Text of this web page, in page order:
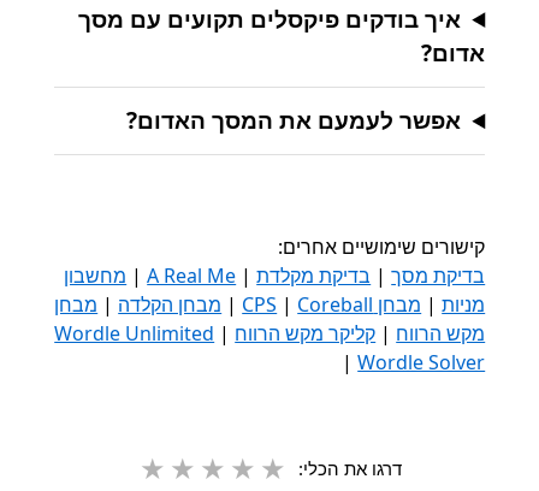
איך בודקים פיקסלים תקועים עם מסך
אדום?
אפשר לעמעם את המסך האדום?
קישורים שימושיים אחרים:
בדיקת מסך| בדיקת מקלדת|
A Real Me
| מחשבון
מניות| מבחן CPS | Coreball
| מבחן הקלדה | מבחן
מקש הרווח | קליקר מקש הרווח |
Wordle Unlimited
|Wordle Solver
דרגו את הכלי: ★
★
★
★
★